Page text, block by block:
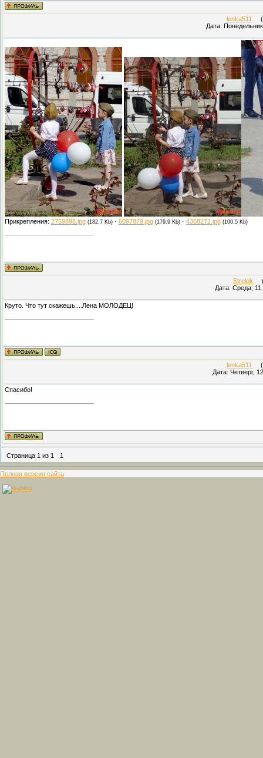
lenka511
Дата:
Прикрепления: 2759898.jpg (182.7 Kb) · 6097879.jpg (179.9 Kb) · 4368272.jpg (100.5 Kb)
Strelok
Дата: Среда,
Круто. Что тут скажешь....Лена МОЛОДЕЦ!
lenka511
Дата: Четверг,
Спасибо!
Страница 1 из 1 1
Полная версия сайта